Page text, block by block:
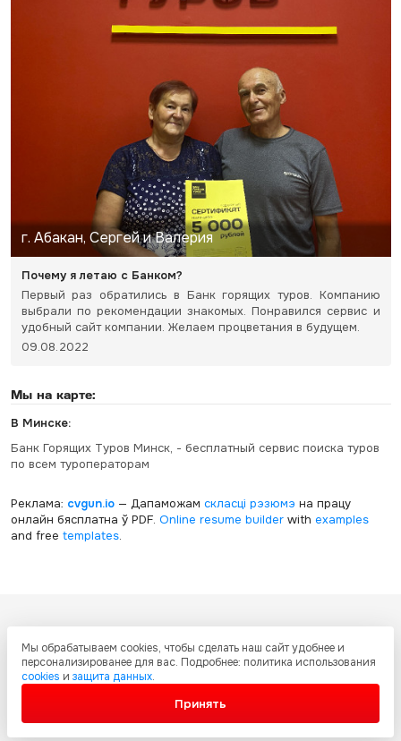
г. Абакан, Сергей и Валерия
Почему я летаю с Банком?
Первый раз обратились в Банк горящих туров. Компанию
выбрали по рекомендации знакомых. Понравился сервис и
удобный сайт компании. Желаем процветания в будущем.
09.08.2022
Мы на карте:
В Минске:
Банк Горящих Туров Минск, - бесплатный сервис поиска туров
по всем туроператорам
Реклама: cvgun.io— Дапаможам скласці рэзюмэ на працу
онлайн бясплатна ў PDF. Online resume builderwith examples
and free templates.
графическое содержание, структуру и оформление страниц защищены
международными соглашениями и законодательством Украины об
охране авторских прав и интеллектуальной собственности. Любое
копирование и распространение материалов сайта без письменного
Мы обрабатываем cookies, чтобы сделать наш сайт удобнее и
персонализированее для вас. Подробнее: политика использования
cookies и защита данных.
Принять